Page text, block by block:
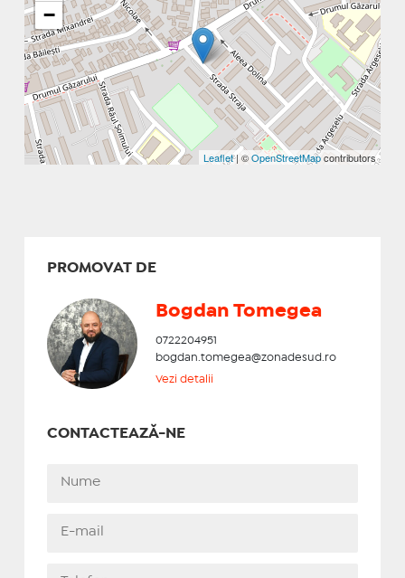
−
Leaflet| ©OpenStreetMapcontributors
PROMOVAT DE
Bogdan Tomegea
0722204951
bogdan.tomegea@zonadesud.ro
Vezi detalii
CONTACTEAZĂ-NE